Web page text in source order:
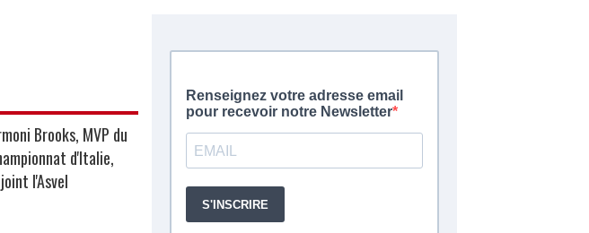
Brooks, MVP du
d'Italie,
l'Asvel